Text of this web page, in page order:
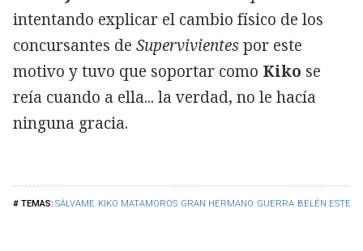
SÁLVAME KIKO MATAMOROS GRAN HERMANO GUERRA BELÉN
intentando explicar el cambio físico de los
concursantes de Supervivientespor este
motivo y tuvo que soportar como Kiko se
reía cuando a ella... la verdad, no le hacía
ninguna gracia.